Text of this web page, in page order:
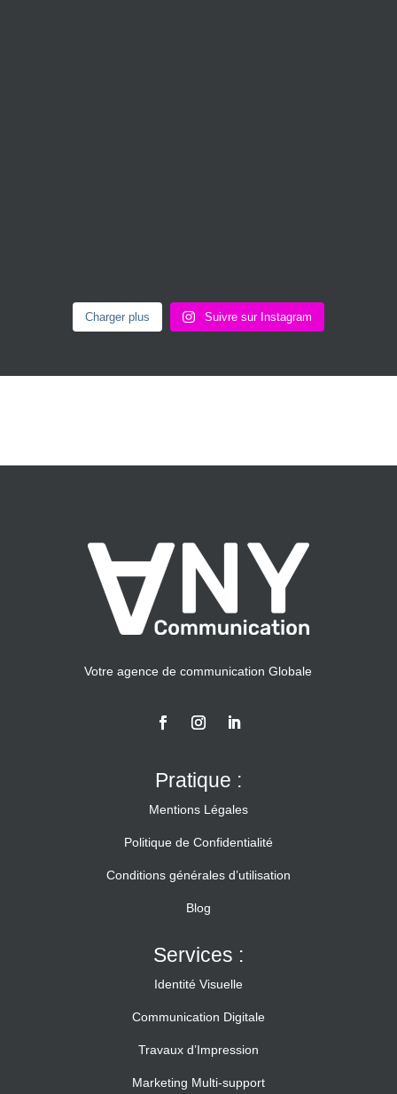
Charger plus Suivre sur Instagram
Votre agence de communication Globale
Pratique :
Mentions Légales
Politique de Confidentialité
Conditions générales d’utilisation
Blog
Services :
Identité Visuelle
Communication Digitale
Travaux d’Impression
Marketing Multi-support